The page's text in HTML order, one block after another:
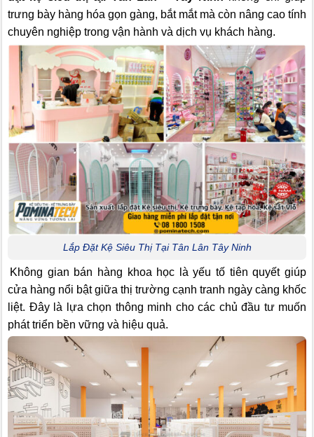
trưng bày hàng hóa gọn gàng, bắt mắt mà còn nâng cao tính
chuyên nghiệp trong vận hành và dịch vụ khách hàng.
Lắp Đặt Kệ Siêu Thị Tại Tân Lân Tây Ninh
Không gian bán hàng khoa học là yếu tố tiên quyết giúp
cửa hàng nổi bật giữa thị trường cạnh tranh ngày càng khốc
liệt. Đây là lựa chọn thông minh cho các chủ đầu tư muốn
phát triển bền vững và hiệu quả.